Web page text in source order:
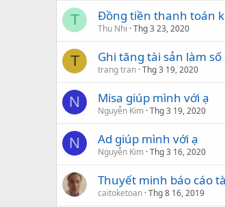
T Đồng tiền thanh toán
Thu Nhi Thg 3 23, 2020
T Ghi tăng tài sản làm
trang tran Thg 3 19, 2020
N Misa giúp mình với ạ
Nguyễn Kim Thg 3 19, 2020
N Ad giúp mình với ạ
Nguyễn Kim Thg 3 16, 2020
Thuyết minh báo cáo
caitoketoan Thg 8 16, 2019